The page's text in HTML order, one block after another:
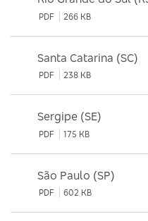
PDF 266 KB
Santa Catarina (SC)
PDF 238 KB
Sergipe (SE)
PDF 175 KB
São Paulo (SP)
PDF 602 KB